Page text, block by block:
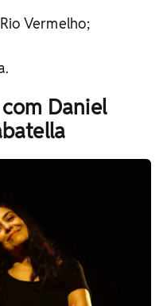
Vermelho;
Daniel